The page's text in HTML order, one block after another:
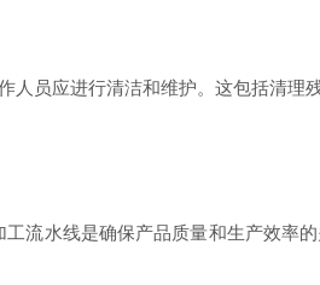
员应进行清洁和维护。这包括清理残
水线是确保产品质量和生产效率的